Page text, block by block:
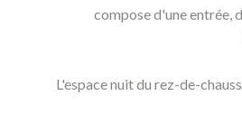
compose d'une entrée,
L'espace nuit du rez-de-